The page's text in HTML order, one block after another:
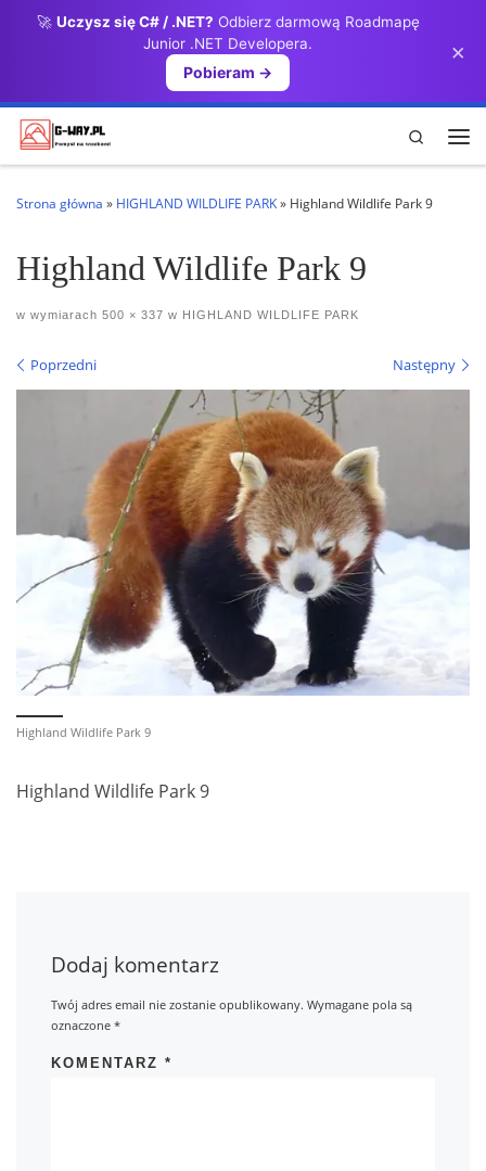
🚀 Uczysz się C# / .NET? Odbierz darmową Roadmapę
Junior .NET Developera.
Pobieram →
×
Przejdź do treści
Search
Strona główna » HIGHLAND WILDLIFE PARK» Highland Wildlife Park 9
Highland Wildlife Park 9
w wymiarach 500 × 337 w HIGHLAND WILDLIFE PARK
Nawigacja po obrazach
Poprzedni Następny
Highland Wildlife Park 9
Highland Wildlife Park 9
Dodaj komentarz
Twój adres email nie zostanie opublikowany. Wymagane pola są
oznaczone*
KOMENTARZ*